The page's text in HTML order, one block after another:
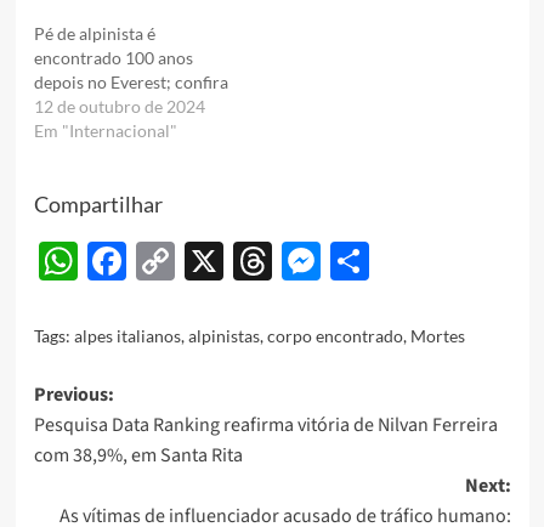
Pé de alpinista é
encontrado 100 anos
depois no Everest; confira
12 de outubro de 2024
Em "Internacional"
Compartilhar
WhatsApp
Facebook
Copy
X Threads
Messenger
Share
Tags: alpes italianos,alpinistas,corpo encontrado, Mortes
Post
navigation
Previous:
Pesquisa Data Ranking reafirma vitória de Nilvan Ferreira
com 38,9%, em Santa Rita
Next:
As vítimas de influenciador acusado de tráfico humano: